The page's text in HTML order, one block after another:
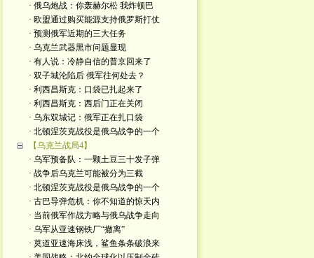
· 俄乌炮战：你轰赫尔松 我炸顿巴
· 欧盟通过购买能源支持俄罗斯打仗
· 预测俄军近期的三大任务
· 乌克兰武器黑市问题显现
· 有人说：冷静自信的普京回来了
· 双子城沦陷后 俄军往何处去？
· 利西昌斯克：口袋已扎起来了
· 利西昌斯克：西后门正在关闭
· 乌东双城记：俄军正在扎口袋
· 北顿涅茨克战役是俄乌战争的一个
【乌克兰战局4】
· 乌军预备队：一颗土豆三十发子弹
· 战争后乌克兰可能被分为三截
· 北顿涅茨克战役是俄乌战争的一个
· 古巴导弹危机：你不知道的惊天内
· 当前俄军作战方略与俄乌战争走向
· 乌军从亚速钢铁厂“撤离”
· 莫道亚速海床浅，鲨鱼条条破浪来